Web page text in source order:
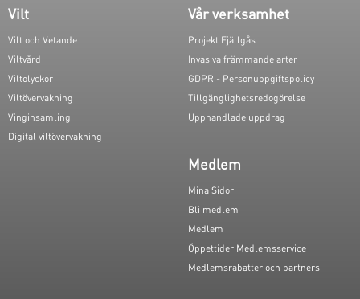
Vilt
Vilt och Vetande
Viltvård
Viltolyckor
Viltövervakning
Vinginsamling
Digital viltövervakning
Vår verksamhet
Projekt Fjällgås
Invasiva främmande arter
GDPR - Personuppgiftspolicy
Tillgänglighetsredogörelse
Upphandlade uppdrag
Medlem
Mina Sidor
Bli medlem
Medlem
Öppettider Medlemsservice
Medlemsrabatter och partners